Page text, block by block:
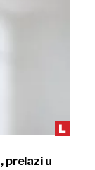
prelazi u